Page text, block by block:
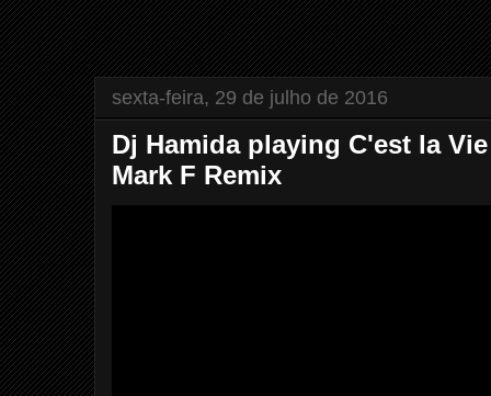
sexta-feira, 29 de julho de 2016
Dj Hamida playing C'est la
Mark F Remix